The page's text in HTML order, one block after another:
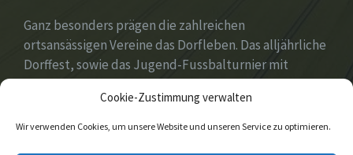
Cookie-Zustimmung verwalten
Wir verwenden Cookies, um unsere Website und unseren Service zu optimieren.
Ganz besonders prägen die zahlreichen
ortsansässigen Vereine das Dorfleben. Das alljährliche
Dorffest, sowie das Jugend-Fussbalturnier mit
zahlreichen Gastvereinen aus ganz Deutschland
gehören zu den Höhepunkten des Jahres.